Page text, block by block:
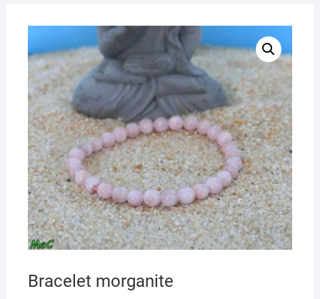
Bracelet morganite